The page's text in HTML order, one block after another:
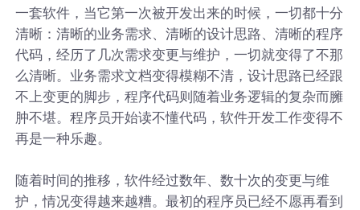
一套软件，当它第一次被开发出来的时候，一切都十分
清晰：清晰的业务需求、清晰的设计思路、清晰的程序
代码，经历了几次需求变更与维护，一切就变得了不那
么清晰。业务需求文档变得模糊不清，设计思路已经跟
不上变更的脚步，程序代码则随着业务逻辑的复杂而臃
肿不堪。程序员开始读不懂代码，软件开发工作变得不
再是一种乐趣。
随着时间的推移，软件经过数年、数十次的变更与维
护，情况变得越来越糟。最初的程序员已经不愿再看到